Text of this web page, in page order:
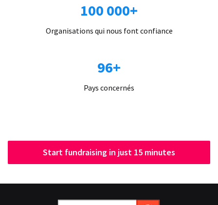
100 000+
Organisations qui nous font confiance
96+
Pays concernés
Start fundraising in just 15 minutes